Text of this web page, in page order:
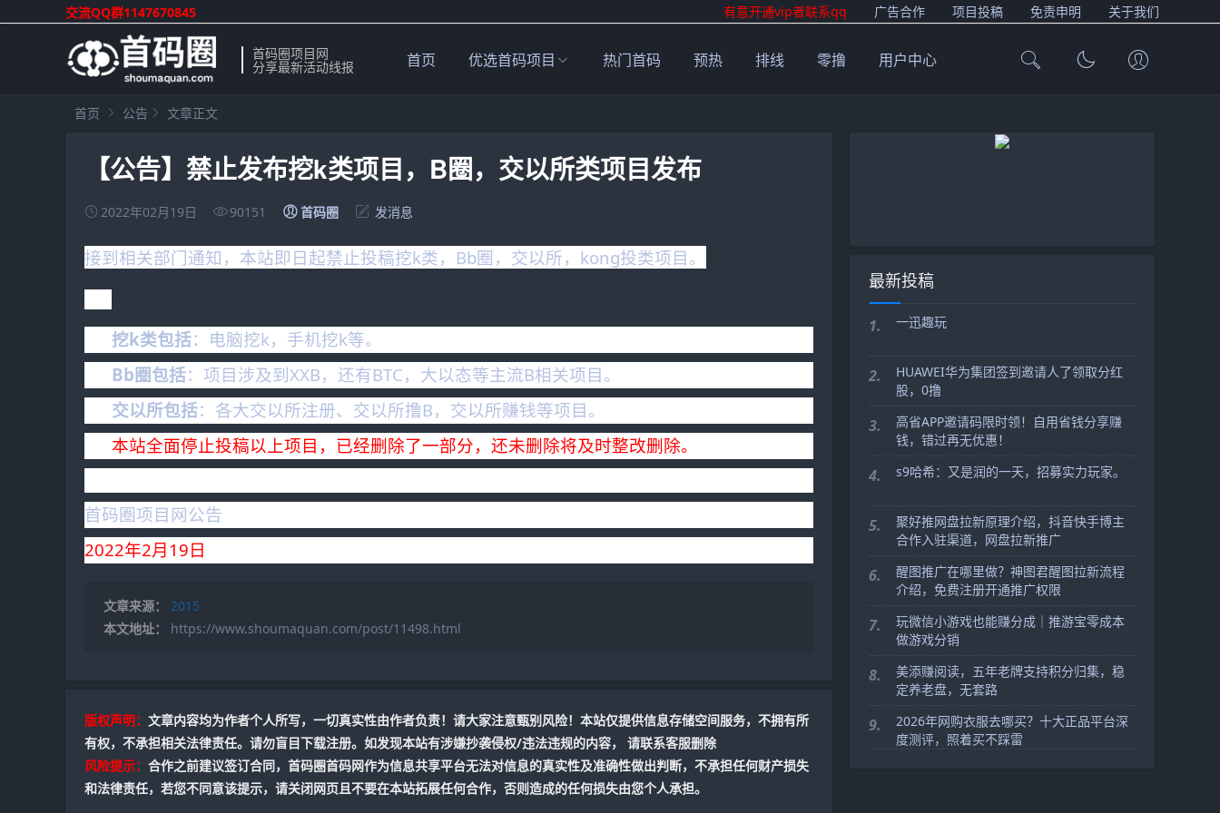
关于我们
免责申明
项目投稿
广告合作
有意开通vip者联系qq
交流QQ群1147670845
首码圈项目网
分享最新活动线报 首页 优选首码项目 热门首码 预热 排线 零撸 用户中心
首页 公告 文章正文
【公告】禁止发布挖k类项目，B圈，交以所类项目发布
2022年02月19日 90151 首码圈 发消息
接到相关部门通知，本站即日起禁止投稿挖k类，Bb圈，交以所，kong投类项目。
挖k类包括：电脑挖k，手机挖k等。
Bb圈包括：项目涉及到XXB，还有BTC，大以态等主流B相关项目。
交以所包括：各大交以所注册、交以所撸B，交以所赚钱等项目。
本站全面停止投稿以上项目，已经删除了一部分，还未删除将及时整改删除。
首码圈项目网公告
2022年2月19日
文章来源：
2015
本文地址：
https://www.shoumaquan.com/post/11498.html
版权声明： 文章内容均为作者个人所写，一切真实性由作者负责！请大家注意甄别风险！本站仅提供信息存储空间服务，不拥有所
有权，不承担相关法律责任。请勿盲目下载注册。如发现本站有涉嫌抄袭侵权/违法违规的内容， 请联系客服删除
风险提示： 合作之前建议签订合同，首码圈首码网作为信息共享平台无法对信息的真实性及准确性做出判断，不承担任何财产损失
和法律责任，若您不同意该提示，请关闭网页且不要在本站拓展任何合作，否则造成的任何损失由您个人承担。
最新投稿
1. 一迅趣玩
2.
HUAWEI华为集团签到邀请人了领取分红
股，0撸
3.
高省APP邀请码限时领！自用省钱分享赚
钱，错过再无优惠！
4. s9哈希：又是润的一天，招募实力玩家。
5.
聚好推网盘拉新原理介绍，抖音快手博主
合作入驻渠道，网盘拉新推广
6.
醒图推广在哪里做？神图君醒图拉新流程
介绍，免费注册开通推广权限
7.
玩微信小游戏也能赚分成｜推游宝零成本
做游戏分销
8.
美添赚阅读，五年老牌支持积分归集，稳
定养老盘，无套路
9.
2026年网购衣服去哪买？十大正品平台深
度测评，照着买不踩雷